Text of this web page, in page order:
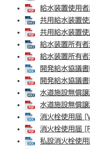
給水装置使用
共用給水装置
共用給水装置
給水装置所有
給水装置所有
開発給水協議
開発給水協議
水道施設無償
水道施設無償
消火栓使用届
消火栓使用届
私設消火栓使